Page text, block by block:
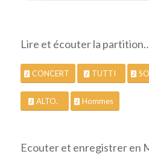
Lire et écouter la
CONCERT TUTTI
ALTO. Hommes
Ecouter et enregistrer en